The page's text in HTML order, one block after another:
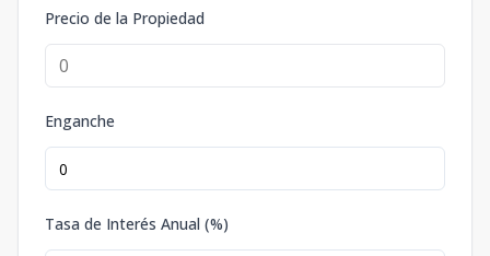
Precio de la Propiedad
Enganche
Tasa de Interés Anual (%)